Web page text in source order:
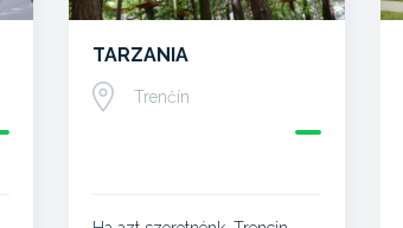
TARZANIA
Trenčín